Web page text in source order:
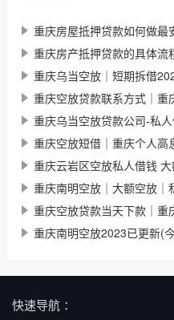
重庆房屋抵押贷款如何做最
重庆房产抵押贷款的具体流
重庆乌当空放｜短期拆借
重庆乌当空放贷款公司-私
重庆云岩区空放私人借钱
重庆南明空放｜大额空放｜
重庆空放贷款当天下款｜
重庆南明空放2023已更新(
快速导航 ：